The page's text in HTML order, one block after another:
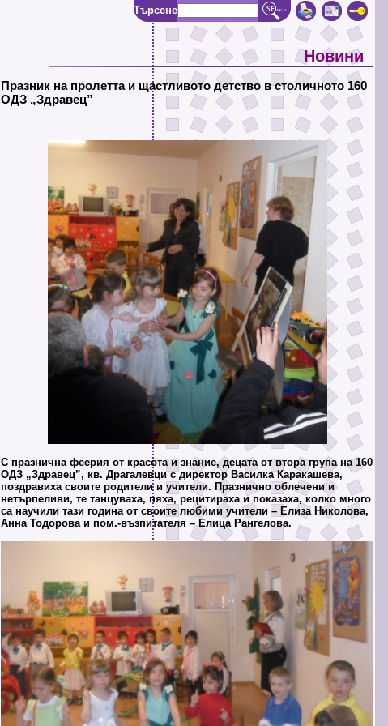
Търсене
Новини
Празник на пролетта и щастливото детство в столичното 160
ОДЗ „Здравец”
С празнична феерия от красота и знание, децата от втора група на 160
ОДЗ „Здравец”, кв. Драгалевци с директор Василка Каракашева,
поздравиха своите родители и учители. Празнично облечени и
нетърпеливи, те танцуваха, пяха, рецитираха и показаха, колко много
са научили тази година от своите любими учители – Елиза Николова,
Анна Тодорова и пом.-възпитателя – Елица Рангелова.